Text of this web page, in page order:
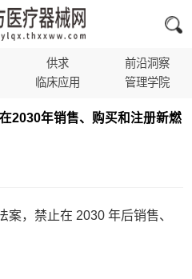
供求
前沿洞察
临床应用 管理学院
2030年销售、购买和注册新燃
案，禁止在 2030 年后销售、